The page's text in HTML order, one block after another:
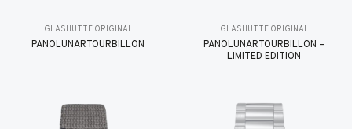
GLASHÜTTE ORIGINAL
PANOLUNARTOURBILLON
GLASHÜTTE ORIGINAL
PANOLUNARTOURBILLON –
LIMITED EDITION